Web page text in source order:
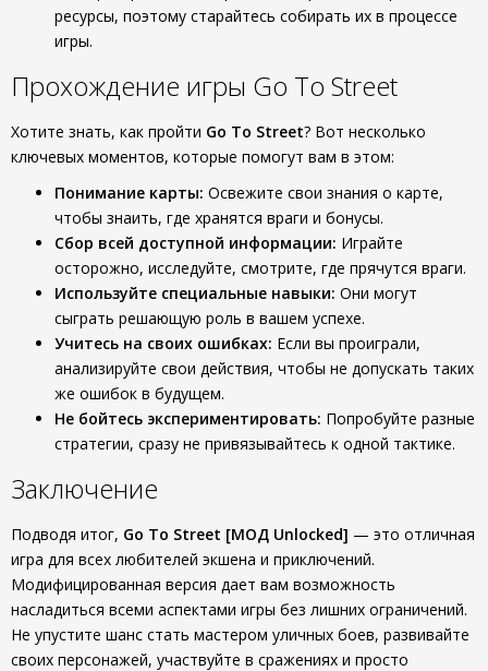
ресурсы, поэтому старайтесь собирать их в процессе
игры.
Прохождение игры Go To Street
Хотите знать, как пройти Go To Street? Вот несколько
ключевых моментов, которые помогут вам в этом:
Понимание карты: Освежите свои знания о карте,
чтобы знаить, где хранятся враги и бонусы.
Сбор всей доступной информации: Играйте
осторожно, исследуйте, смотрите, где прячутся враги.
Используйте специальные навыки: Они могут
сыграть решающую роль в вашем успехе.
Учитесь на своих ошибках: Если вы проиграли,
анализируйте свои действия, чтобы не допускать таких
же ошибок в будущем.
Не бойтесь экспериментировать: Попробуйте разные
стратегии, сразу не привязывайтесь к одной тактике.
Заключение
Подводя итог, Go To Street [МОД Unlocked] — это отличная
игра для всех любителей экшена и приключений.
Модифицированная версия дает вам возможность
насладиться всеми аспектами игры без лишних ограничений.
Не упустите шанс стать мастером уличных боев, развивайте
своих персонажей, участвуйте в сражениях и просто